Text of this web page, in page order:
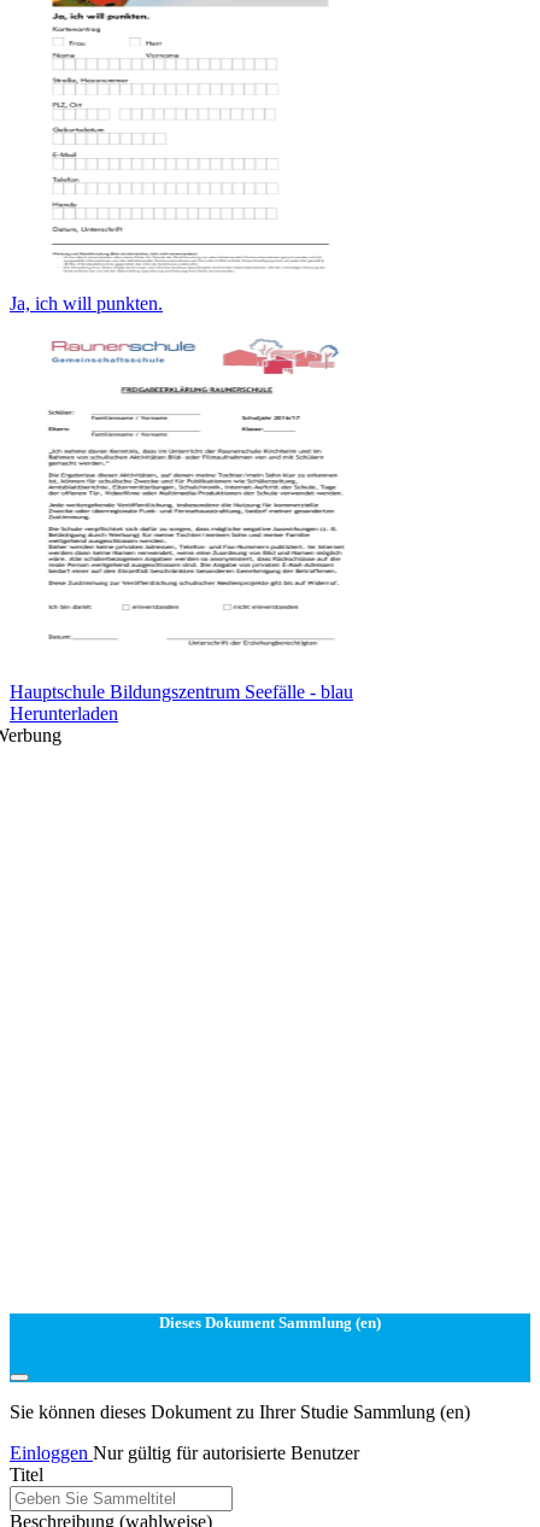
Ja, ich will punkten.
Hauptschule Bildungszentrum Seefälle - blau
Herunterladen
Dieses Dokument Sammlung (en)
Sie können dieses Dokument zu Ihrer Studie Sammlung (en)
Einloggen Nur gültig für autorisierte Benutzer
Titel
Beschreibung (wahlweise)